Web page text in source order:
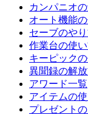
カンパニオ
オート機能
セーブのや
作業台の使
キーピック
異聞録の解
アワード一覧
アイテムの
プレゼント